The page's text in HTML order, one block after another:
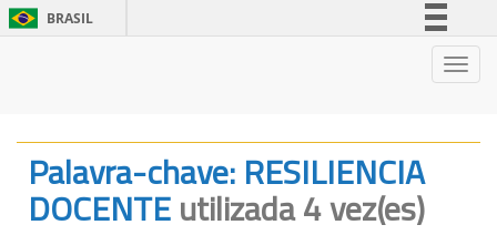
BRASIL
Legislação
Canais
Palavra-chave: RESILIENCIA
DOCENTEutilizada 4 vez(es)